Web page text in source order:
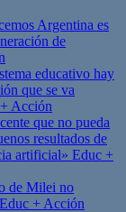
Argentina es
de
educativo hay
que se va
Acción
que no pueda
resultados de
artificial» Educ +
de Milei no
Educ + Acción